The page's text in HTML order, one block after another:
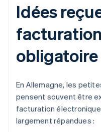
Idées
obligatoire
En Allemagne, les
pensent souvent être
facturation
largement répandues :